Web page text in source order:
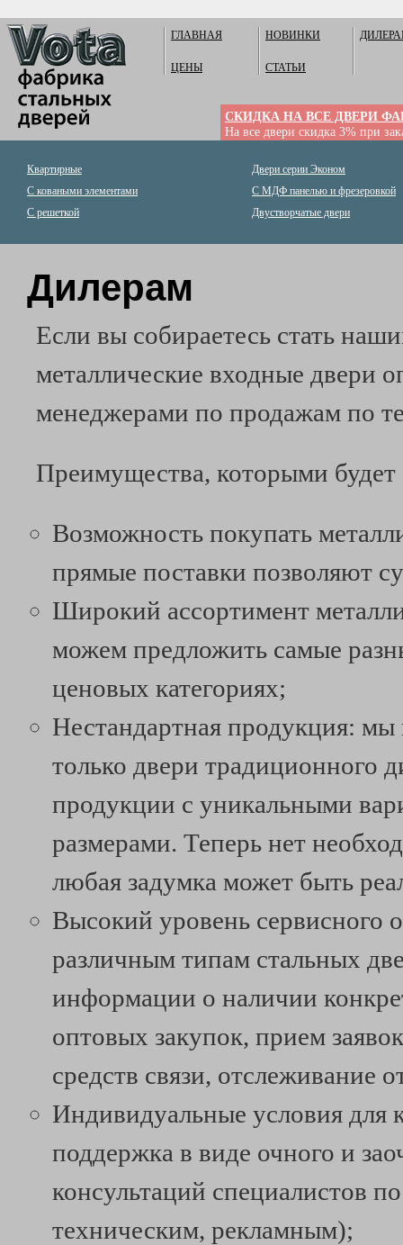
ГЛАВНАЯ
ЦЕНЫ
НОВИНКИ
СТАТЬИ
СКИДКА НА ВСЕ ДВЕРИ
На все двери скидка 3% при
Квартирные
Двери серии Эконом
С коваными элементами
С МДФ панелью и фрезеровкой
С решеткой
Двустворчатые двери
Дилерам
Если вы собираетесь стать
металлические входные двери
менеджерами по продажам по
Преимущества, которыми будет
Возможность покупать
прямые поставки позволяют
Широкий ассортимент
можем предложить самые
ценовых категориях;
Нестандартная продукция:
только двери традиционного
продукции с уникальными
размерами. Теперь нет
любая задумка может быть
Высокий уровень сервисного
различным типам стальных
информации о наличии
оптовых закупок, прием
средств связи, отслеживание
Индивидуальные условия для
поддержка в виде очного и
консультаций специалистов
техническим, рекламным);